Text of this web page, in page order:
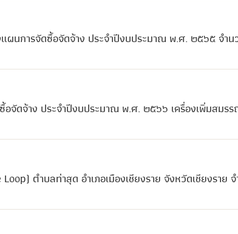
ผนการจัดซื้อจัดจ้าง ประจำปีงบประมาณ พ.ศ. ๒๕๖๕ จำ
จัดจ้าง ประจำปีงบประมาณ พ.ศ. ๒๕๖๖ เครื่องเพิ่มสมรร
ตำบลท่าสุด อำเภอเมืองเชียงราย จังหวัดเชียงราย